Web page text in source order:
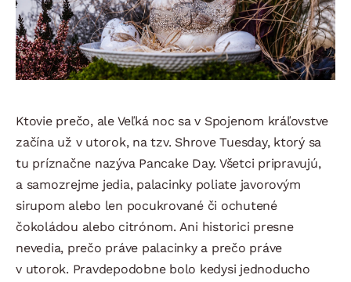
Ktovie prečo, ale Veľká noc sa v Spojenom kráľovstve
začína už v utorok, na tzv. Shrove Tuesday, ktorý sa
tu príznačne nazýva Pancake Day. Všetci pripravujú,
a samozrejme jedia, palacinky poliate javorovým
sirupom alebo len pocukrované či ochutené
čokoládou alebo citrónom. Ani historici presne
nevedia, prečo práve palacinky a prečo práve
v utorok. Pravdepodobne bolo kedysi jednoducho